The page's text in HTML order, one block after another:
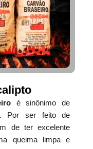
é sinônimo de
Por ser feito de
de ter excelente
queima limpa e